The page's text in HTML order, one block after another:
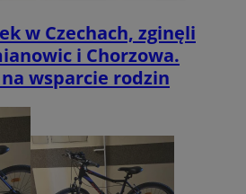
w Czechach, zginęli
i Chorzowa.
wsparcie rodzin